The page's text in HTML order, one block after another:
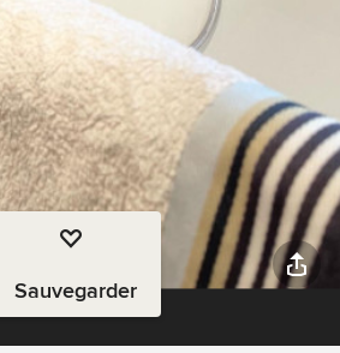
Sauvegarder